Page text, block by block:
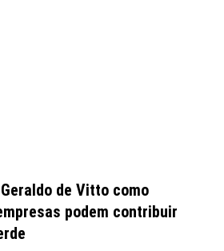
de Vitto como
podem contribuir